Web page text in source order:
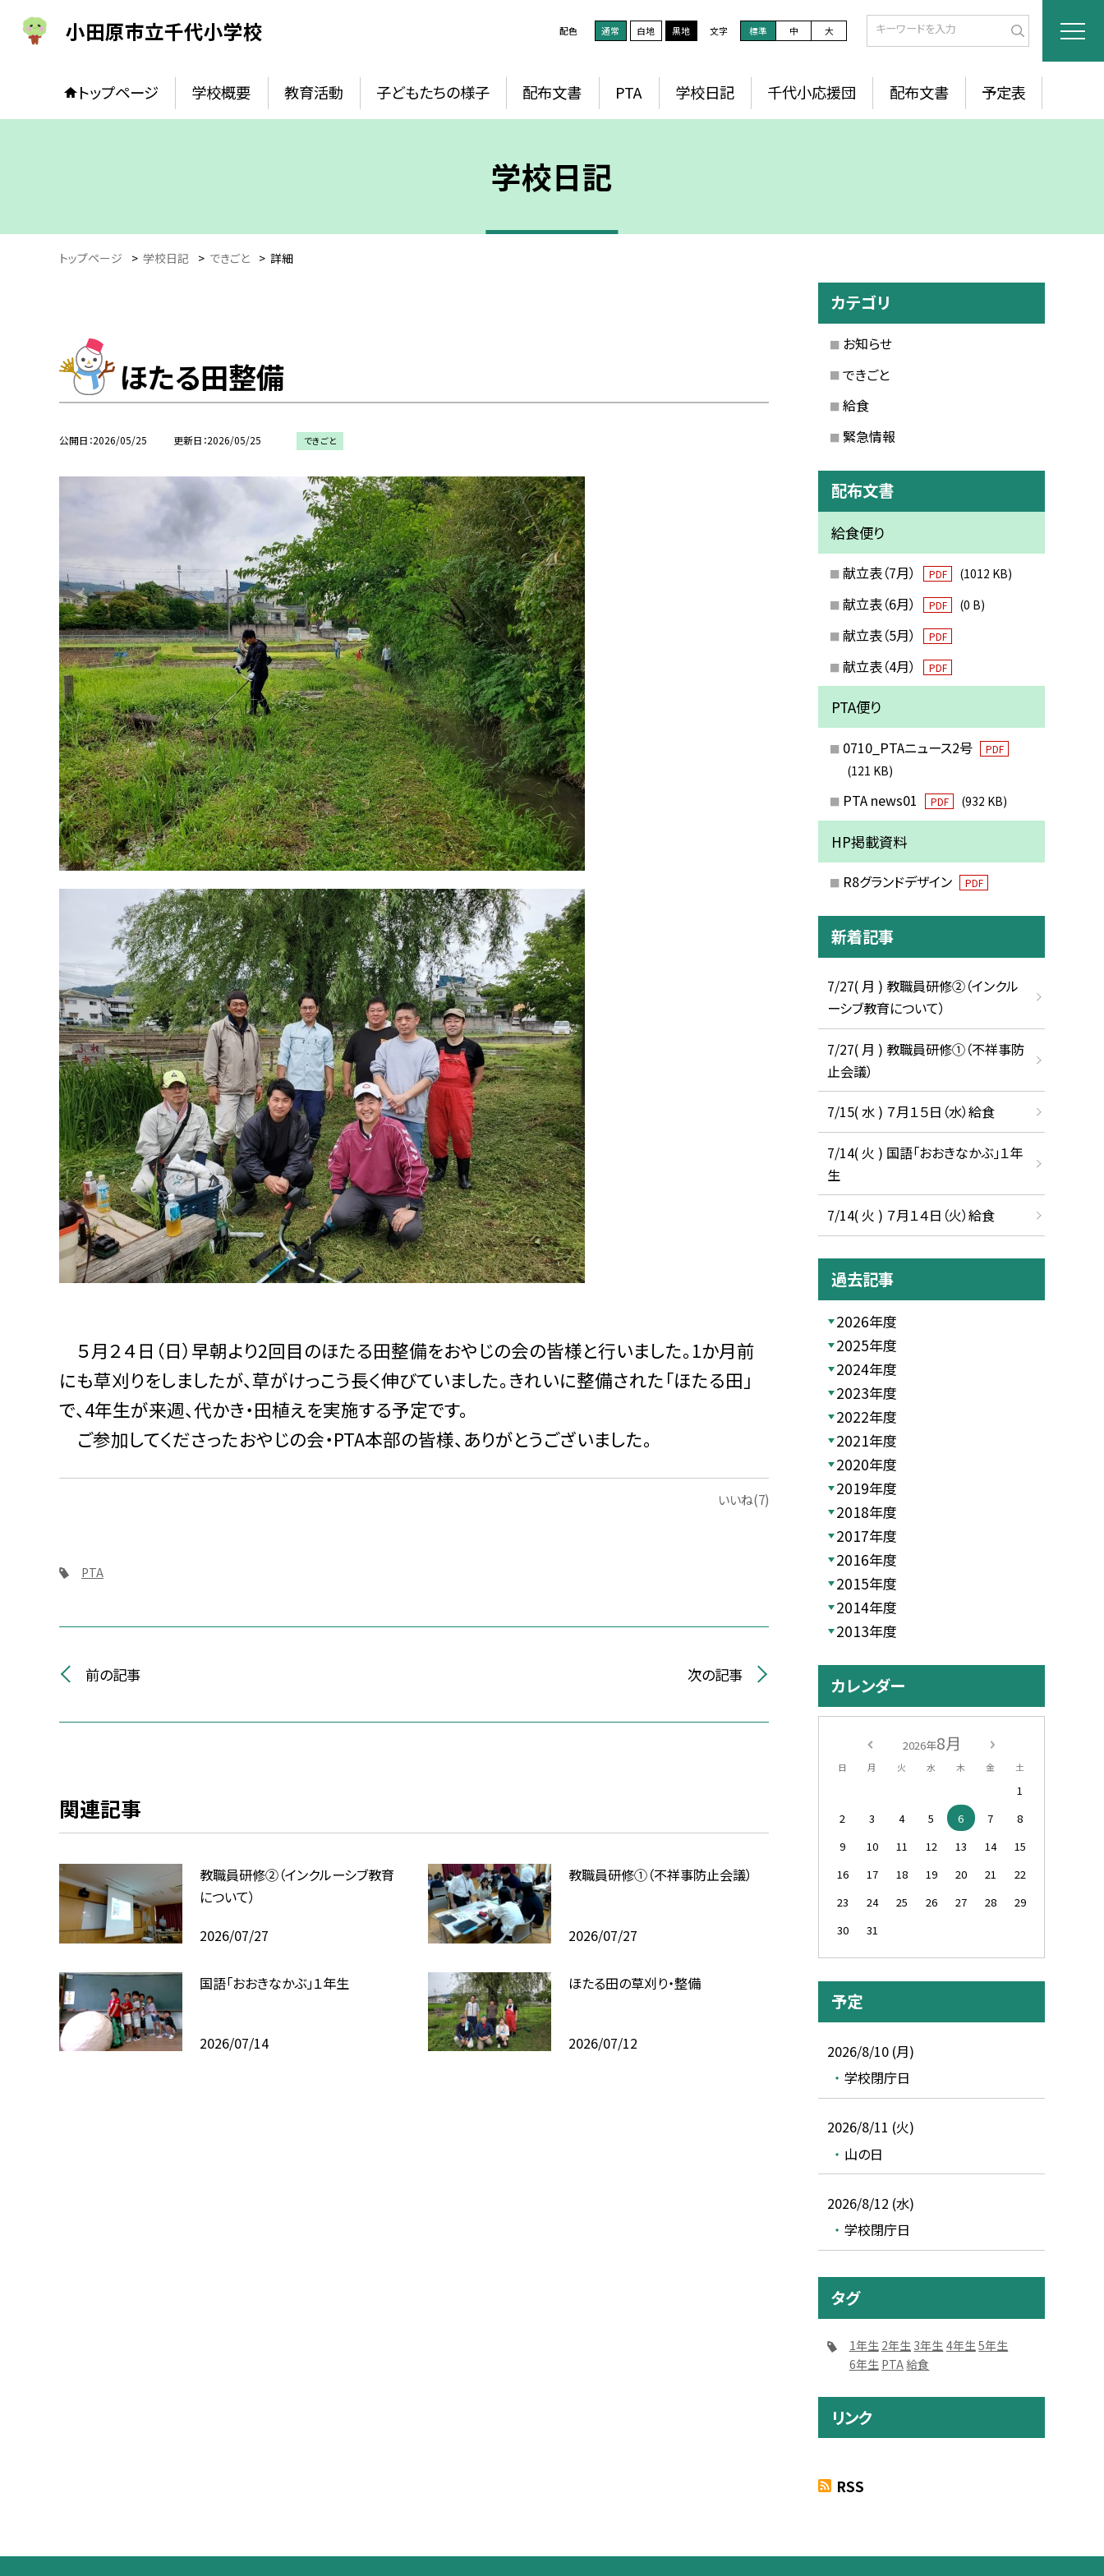
小田原市立千代小学校 配色 通常 白地 黒地 文字 標準 中 大
トップページ 学校概要 教育活動 子どもたちの様子 配布文書 PTA 学校日記 千代小応援団 配布文書 予定表
学校日記
トップページ > 学校日記 > できごと > 詳細
ほたる田整備
公開日 2026/05/25 更新日 2026/05/25 できごと
５月２４日（日）早朝より2回目のほたる田整備をおやじの会の皆様と行いました。1か月前
にも草刈りをしましたが、草がけっこう長く伸びていました。きれいに整備された「ほたる田」
で、4年生が来週、代かき・田植えを実施する予定です。
ご参加してくださったおやじの会・PTA本部の皆様、ありがとうございました。
いいね(7)
PTA
前の記事 次の記事
関連記事
教職員研修②（インクルーシブ教育
について）
2026/07/27
教職員研修①（不祥事防止会議）
2026/07/27
国語「おおきなかぶ」１年生
2026/07/14
ほたる田の草刈り・整備
2026/07/12
カテゴリ
お知らせ
できごと
給食
緊急情報
配布文書
給食便り
献立表（7月） PDF (1012 KB)
献立表（6月） PDF (0 B)
献立表（5月） PDF
献立表（4月） PDF
PTA便り
0710_PTAニュース2号 PDF
(121 KB)
PTA news01 PDF (932 KB)
HP掲載資料
R8グランドデザイン PDF
新着記事
7/27( 月 ) 教職員研修②（インクル
ーシブ教育について）
7/27( 月 ) 教職員研修①（不祥事防
止会議）
7/15( 水 ) ７月１５日（水）給食
7/14( 火 ) 国語「おおきなかぶ」１年
生
7/14( 火 ) ７月１４日（火）給食
過去記事
2026年度
2025年度
2024年度
2023年度
2022年度
2021年度
2020年度
2019年度
2018年度
2017年度
2016年度
2015年度
2014年度
2013年度
カレンダー
2026年8月
日 月 火 水 木 金 土
1
2
3 4 5 6 7
8
9
10 11 12 13 14
15
16
17 18 19 20 21
22
23
24 25 26 27 28
29
30
31
予定
2026/8/10 (月)
学校閉庁日
2026/8/11 (火)
山の日
2026/8/12 (水)
学校閉庁日
タグ
1年生 2年生 3年生 4年生5年生
6年生 PTA 給食
リンク
RSS